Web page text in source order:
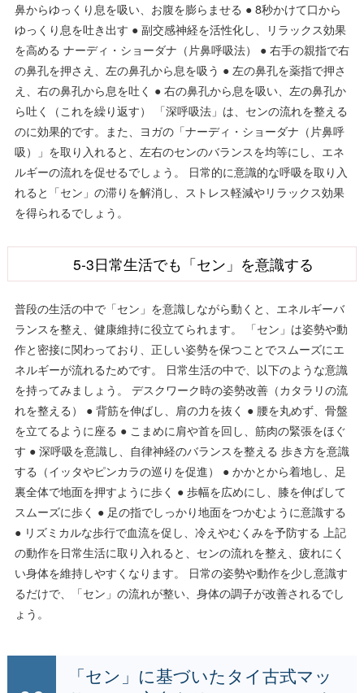
鼻からゆっくり息を吸い、お腹を膨らませる ● 8秒かけて口から
ゆっくり息を吐き出す ● 副交感神経を活性化し、リラックス効果
を高める ナーディ・ショーダナ（片鼻呼吸法） ● 右手の親指で右
の鼻孔を押さえ、左の鼻孔から息を吸う ● 左の鼻孔を薬指で押さ
え、右の鼻孔から息を吐く ● 右の鼻孔から息を吸い、左の鼻孔か
ら吐く（これを繰り返す） 「深呼吸法」は、センの流れを整える
のに効果的です。また、ヨガの「ナーディ・ショーダナ（片鼻呼
吸）」を取り入れると、左右のセンのバランスを均等にし、エネ
ルギーの流れを促せるでしょう。 日常的に意識的な呼吸を取り入
れると「セン」の滞りを解消し、ストレス軽減やリラックス効果
を得られるでしょう。
5-3日常生活でも「セン」を意識する
普段の生活の中で「セン」を意識しながら動くと、エネルギーバ
ランスを整え、健康維持に役立てられます。 「セン」は姿勢や動
作と密接に関わっており、正しい姿勢を保つことでスムーズにエ
ネルギーが流れるためです。 日常生活の中で、以下のような意識
を持ってみましょう。 デスクワーク時の姿勢改善（カタラリの流
れを整える） ● 背筋を伸ばし、肩の力を抜く ● 腰を丸めず、骨盤
を立てるように座る ● こまめに肩や首を回し、筋肉の緊張をほぐ
す ● 深呼吸を意識し、自律神経のバランスを整える 歩き方を意識
する（イッタやピンカラの巡りを促進） ● かかとから着地し、足
裏全体で地面を押すように歩く ● 歩幅を広めにし、膝を伸ばして
スムーズに歩く ● 足の指でしっかり地面をつかむように意識する
● リズミカルな歩行で血流を促し、冷えやむくみを予防する 上記
の動作を日常生活に取り入れると、センの流れを整え、疲れにく
い身体を維持しやすくなります。 日常の姿勢や動作を少し意識す
るだけで、「セン」の流れが整い、身体の調子が改善されるでし
ょう。
「セン」に基づいたタイ古式マッ